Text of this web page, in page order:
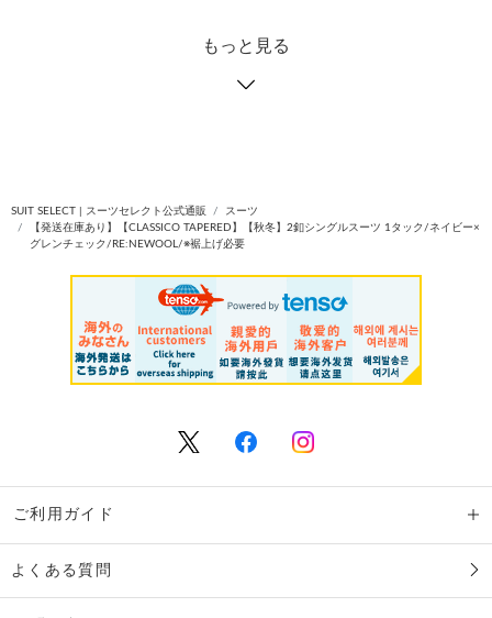
もっと見る
SUIT SELECT | スーツセレクト公式通販
スーツ
【発送在庫あり】【CLASSICO TAPERED】【秋冬】2釦シングルスーツ 1タック/ネイビー×
グレンチェック/RE:NEWOOL/※裾上げ必要
ご利用ガイド
よくある質問